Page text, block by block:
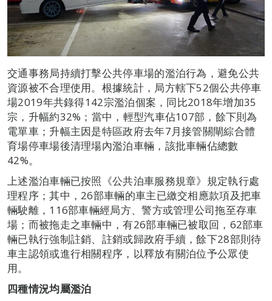
交通事務局持續打擊公共停車場的濫泊行為，避免公共
資源被不合理使用。根據統計，局方轄下52個公共停車
場2019年共錄得142宗濫泊個案，同比2018年增加35
宗，升幅約32%；當中，輕型汽車佔107部，餘下則為
電單車；升幅主因是特區政府去年7月接管關閘綜合體
育場停車場後清理場內濫泊車輛，該批車輛佔總數
42%。
上述濫泊車輛已按照《公共泊車服務規章》規定執行處
理程序；其中，26部車輛的車主已繳交相應款項及把車
輛駛離，116部車輛經局方、警方或管理公司拖至存車
場；而被拖走之車輛中，有26部車輛已被取回，62部車
輛已執行強制註銷、註銷或歸政府手續，餘下28部則待
車主認領或進行相關程序，以釋放有關泊位予公眾使
用。
四種情況均屬濫泊